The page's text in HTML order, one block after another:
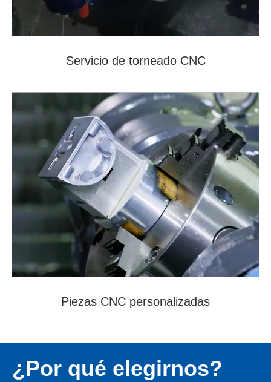
Servicio de torneado CNC
Piezas CNC personalizadas
¿Por qué elegirnos?